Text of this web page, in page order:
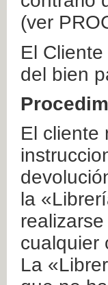
(ver
El
del bien
El cliente
la
cualquier
La